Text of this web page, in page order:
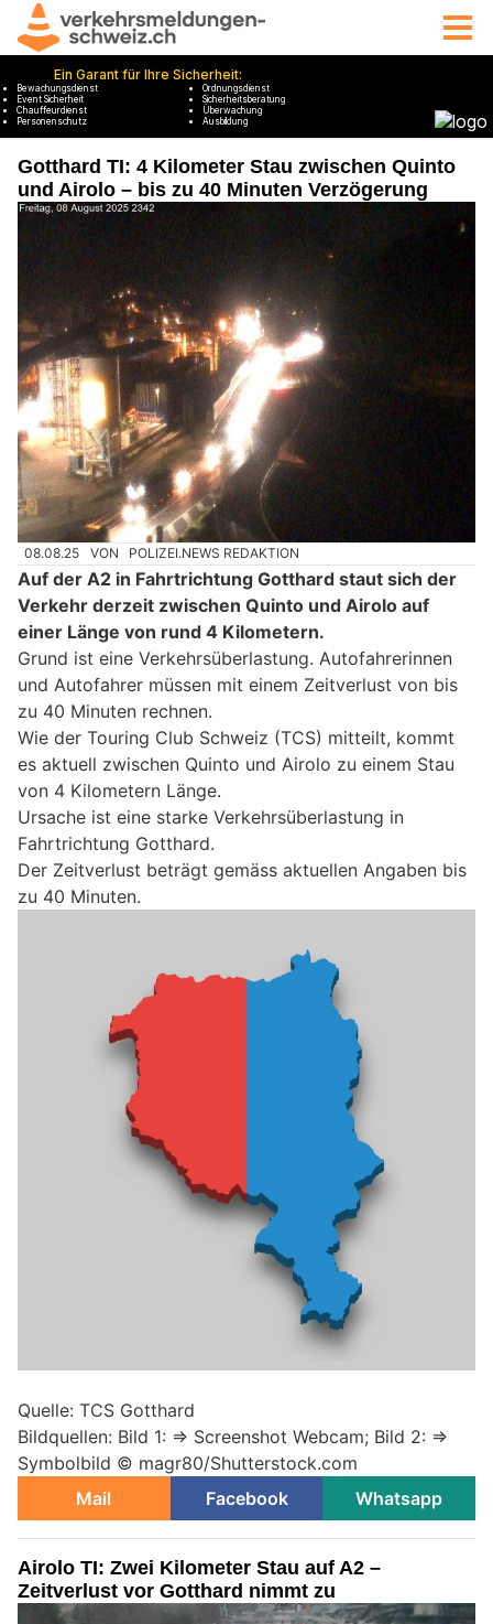
Gotthard TI: 4 Kilometer Stau zwischen Quinto
und Airolo – bis zu 40 Minuten Verzögerung
08.08.25 VON POLIZEI.NEWS REDAKTION
Auf der A2 in Fahrtrichtung Gotthard staut sich der
Verkehr derzeit zwischen Quinto und Airolo auf
einer Länge von rund 4 Kilometern.
Grund ist eine Verkehrsüberlastung. Autofahrerinnen
und Autofahrer müssen mit einem Zeitverlust von bis
zu 40 Minuten rechnen.
Wie der Touring Club Schweiz (TCS) mitteilt, kommt
es aktuell zwischen Quinto und Airolo zu einem Stau
von 4 Kilometern Länge.
Ursache ist eine starke Verkehrsüberlastung in
Fahrtrichtung Gotthard.
Der Zeitverlust beträgt gemäss aktuellen Angaben bis
zu 40 Minuten.
Quelle: TCS Gotthard
Bildquellen: Bild 1: => Screenshot Webcam; Bild 2: =>
Symbolbild © magr80/Shutterstock.com
Mail
Facebook Whatsapp
Airolo TI: Zwei Kilometer Stau auf A2 –
Zeitverlust vor Gotthard nimmt zu